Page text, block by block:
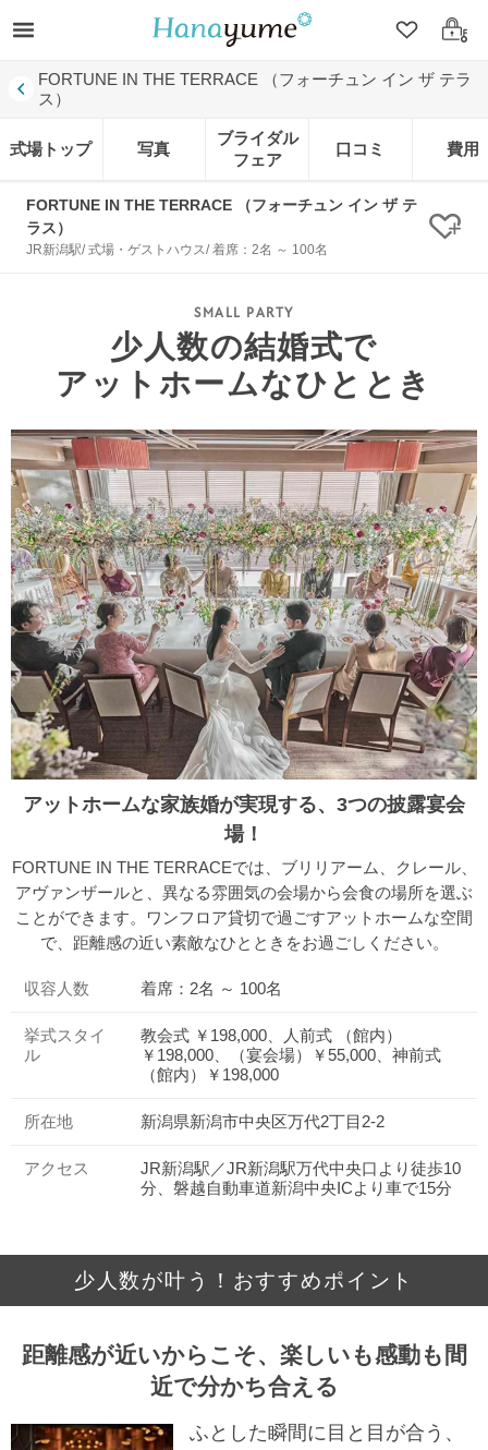
クリップ
ログ
FORTUNE IN THE TERRACE （フォーチュン イン ザ テラ
ス）
式場トップ 写真
ブライダル
フェア
口コミ 費用
FORTUNE IN THE TERRACE （フォーチュン イン ザ テ
ラス）
JR新潟駅/ 式場・ゲストハウス/ 着席：2名 ～ 100名 ク
少人数の結婚式で
アットホームなひととき
アットホームな家族婚が実現する、3つの披露宴会
場！
FORTUNE IN THE TERRACEでは、ブリリアーム、クレール、
アヴァンザールと、異なる雰囲気の会場から会食の場所を選ぶ
ことができます。ワンフロア貸切で過ごすアットホームな空間
で、距離感の近い素敵なひとときをお過ごしください。
収容人数 着席：2名 ～ 100名
挙式スタイ
ル
教会式 ￥198,000、人前式 （館内）
￥198,000、（宴会場）￥55,000、神前式
（館内）￥198,000
所在地 新潟県新潟市中央区万代2丁目2-2
アクセス
JR新潟駅／JR新潟駅万代中央口より徒歩10
分、磐越自動車道新潟中央ICより車で15分
少人数が叶う！おすすめポイント
距離感が近いからこそ、楽しいも感動も間
近で分かち合える
ふとした瞬間に目と目が合う、